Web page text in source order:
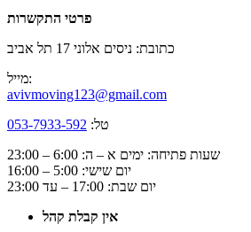
פרטי התקשרות
כתובת: ניסים אלוני 17 תל אביב
מייל:
avivmoving123@gmail.com
טל: 053-7933-592
שעות פתיחה: ימים א – ה: 6:00 – 23:00
יום שישי: 5:00 – 16:00
יום שבת: 17:00 – עד 23:00
אין קבלת קהל